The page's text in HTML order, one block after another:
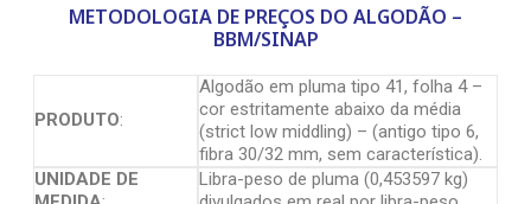
METODOLOGIA DE PREÇOS DO ALGODÃO –
BBM/SINAP
PRODUTO:
Algodão em pluma tipo 41, folha 4 –
cor estritamente abaixo da média
(strict low middling) – (antigo tipo 6,
fibra 30/32 mm, sem característica).
UNIDADE DE
Libra-peso de pluma (0,453597 kg)